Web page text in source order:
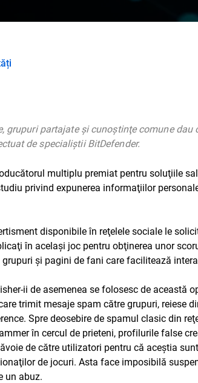
grupuri partajate şi cunoştinţe comune
de specialiştii BitDefender.
multiplu premiat pentru soluţiile
privind expunerea informaţiilor
disponibile în reţelele sociale le
în acelaşi joc pentru obţinerea unor
şi pagini de fani care facilitează
ii de asemenea se folosesc de această
trimit mesaje spam către grupuri, reiese
. Spre deosebire de spamul clasic din
în cercul de prieteni, profilurile false
de către utilizatori pentru că aceştia
de jocuri. Asta face imposibilă
un abuz.